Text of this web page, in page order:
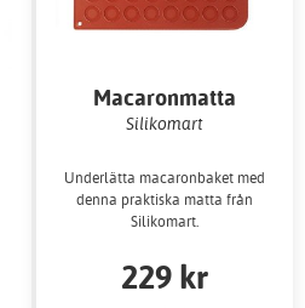
Macaronmatta
Silikomart
Underlätta macaronbaket med
denna praktiska matta från
Silikomart.
229 kr